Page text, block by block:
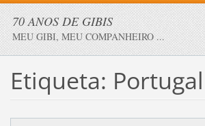
70 ANOS DE GIBIS
MEU GIBI, MEU COMPANHEIRO ...
Etiqueta: Portugal